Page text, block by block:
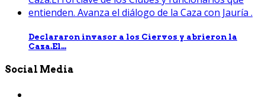
Declararon invasor a los Ciervos y abrieron la
Caza.El...
Social Media